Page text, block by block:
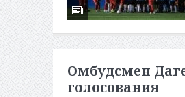
Омбудсмен
голосования